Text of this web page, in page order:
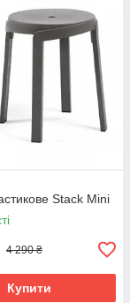
Stack Mini
4 290 ₴
Купити